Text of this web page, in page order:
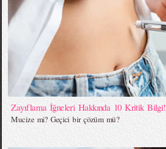
Zayıflama İğneleri Hakkında 10 Kritik Bilgi!
Mucize mi? Geçici bir çözüm mü?